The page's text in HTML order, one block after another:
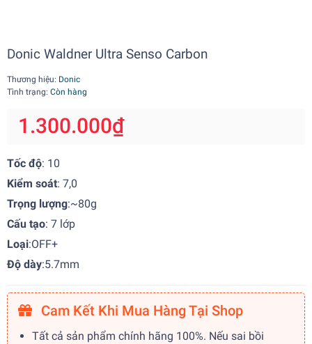
Donic Waldner Ultra Senso Carbon
Thương hiệu: Donic
Tình trạng: Còn hàng
1.300.000₫
Tốc độ: 10
Kiểm soát: 7,0
Trọng lượng:~80g
Cấu tạo: 7 lớp
Loại:OFF+
Độ dày:5.7mm
Cam Kết Khi Mua Hàng Tại Shop
Tất cả sản phẩm chính hãng 100%. Nếu sai bồi